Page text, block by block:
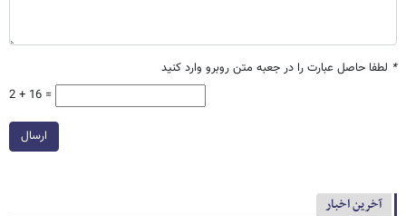
* لطفا حاصل عبارت را در جعبه متن روبرو وارد کنید
2 + 16 =
ارسال
آخرین اخبار